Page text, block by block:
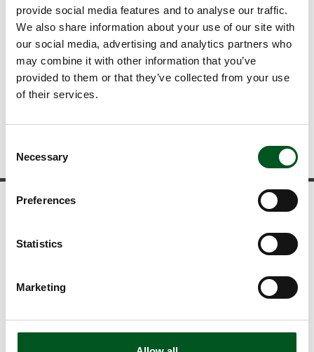
provide social media features and to analyse our traffic.
We also share information about your use of our site with
our social media, advertising and analytics partners who
may combine it with other information that you’ve
provided to them or that they’ve collected from your use
of their services.
Selection
Necessary
Preferences
Statistics
Marketing
Tierwohl: Sauen bis eine Woche vor dem Abferkeln in
Gruppenhaltung
Dänemark zählt zu den Erzeugerländern mit dem
niedrigsten Antibiotikaverbrauch
sind der Transport-Datenbank zu melden
Newsletter
zukunftweisende Innovationen und Initiativen in
Bereichen wie Tierschutz, Lebensmittelsicherheit,
Umwelt- und Klimaschutz, Nachhaltigkeit etc.
sowie über aktuelle Publikationen.